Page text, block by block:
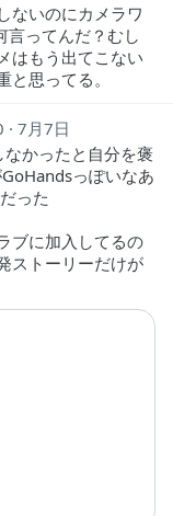
ないのにカメラワ
ってんだ？むし
はもう出てこない
思ってる。
7月7日
かったと自分を褒
っぽいなあ
った
ブに加入してるの
ストーリーだけが